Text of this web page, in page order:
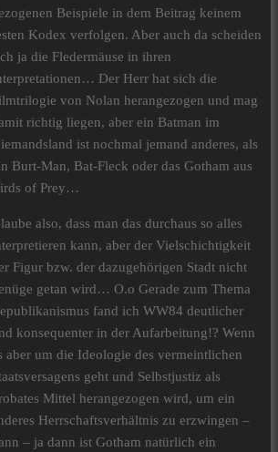
Beispiele in dem Beitrag keinem
Kodex verfolgen. Aber auch da scheiden
ja die Fledermäuse in ihren
Der Herr hat sich die
von Nolan herangezogen und mag
richtig liegen, aber ein Batman im
ist nochmal jemand anderes, als
Burt-Man, Bat-Fleck oder das Gotham aus
of Prey…
also, dass man das durchaus so alles
kann, aber der Vielschichtigkeit
Figur bzw. der dazugehörigen Stadt nicht
getan wird… O.o Gerade zum Thema
fand ich WW84 deutlicher
konsequenter in der Aufarbeitung!? Wenn
aber um die Ideologie des vermeintlichen
geht und Selbstjustiz als
Mittel herangezogen wird, um ein
Herrschaftsverhältnis zu erzwingen –
– ja dann ist Gotham natürlich ein